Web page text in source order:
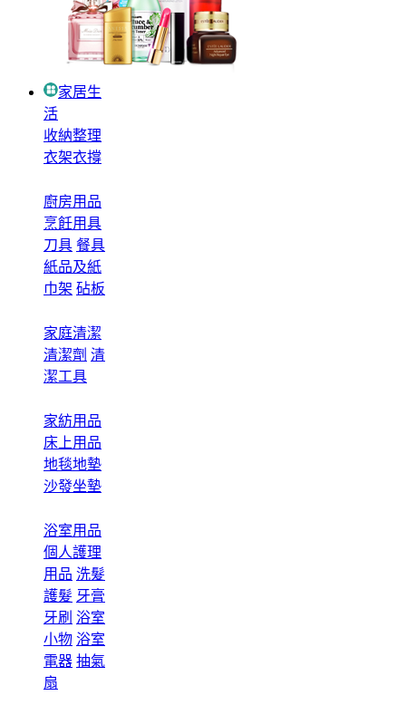
家居生
活
收納整理
衣架衣撐
廚房用品
烹飪用具
刀具 餐具
紙品及紙
巾架 砧板
家庭清潔
清潔劑 清
潔工具
家紡用品
床上用品
地毯地墊
沙發坐墊
浴室用品
個人護理
用品 洗髮
護髮 牙膏
牙刷 浴室
小物 浴室
電器 抽氣
扇